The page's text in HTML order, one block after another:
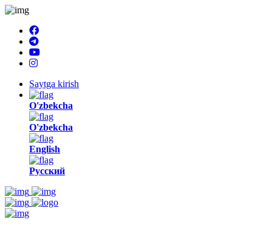
Saytga kirish
O'zbekcha
O'zbekcha
English
Русский